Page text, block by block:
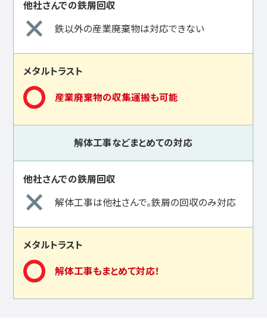
鉄以外の産業廃棄物は対応できない
産業廃棄物の収集運搬も可能
解体工事などまとめての対応
解体工事は他社さんで。鉄屑の回収のみ対応
解体工事もまとめて対応！